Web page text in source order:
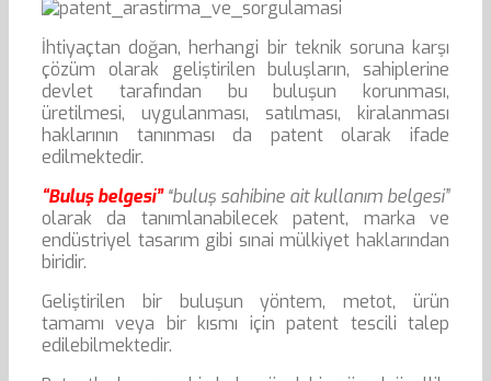
İhtiyaçtan doğan, herhangi bir teknik soruna karşı
çözüm olarak geliştirilen buluşların, sahiplerine
devlet tarafından bu buluşun korunması,
üretilmesi, uygulanması, satılması, kiralanması
haklarının tanınması da patent olarak ifade
edilmektedir.
“Buluş belgesi” “buluş sahibine ait kullanım belgesi”
olarak da tanımlanabilecek patent, marka ve
endüstriyel tasarım gibi sınai mülkiyet haklarından
biridir.
Geliştirilen bir buluşun yöntem, metot, ürün
tamamı veya bir kısmı için patent tescili talep
edilebilmektedir.